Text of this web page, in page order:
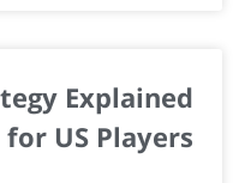
Explained
for US Players